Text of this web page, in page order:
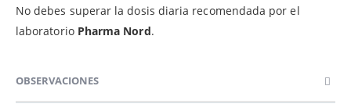
No debes superar la dosis diaria recomendada por el
laboratorio Pharma Nord.
OBSERVACIONES